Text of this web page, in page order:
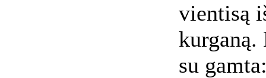
vientisą
su